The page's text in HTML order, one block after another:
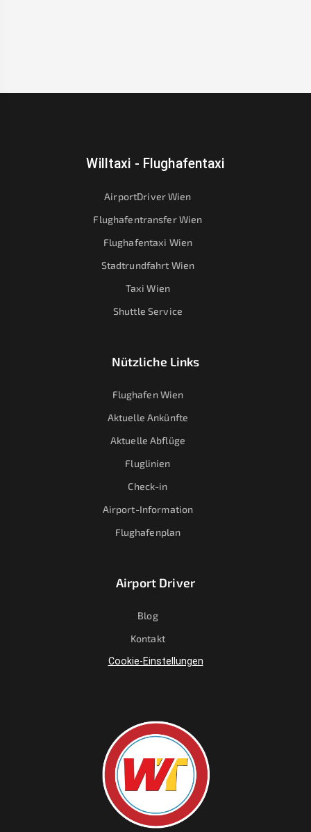
Willtaxi - Flughafentaxi
AirportDriver Wien
Flughafentransfer Wien
Flughafentaxi Wien
Stadtrundfahrt Wien
Taxi Wien
Shuttle Service
Nützliche Links
Flughafen Wien
Aktuelle Ankünfte
Aktuelle Abflüge
Fluglinien
Check-in
Airport-Information
Flughafenplan
Airport Driver
Blog
Kontakt
Cookie-Einstellungen